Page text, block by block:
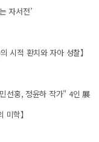
자서전’
시적 환치와 자아 성찰】
선홍, 정윤하 작가" 4인 展
미학】